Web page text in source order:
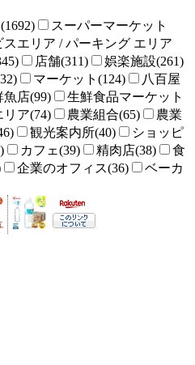
スーパーマーケット
スエリア / パーキング エリア
店舗(311)
娯楽施設(261)
マーケット(124)
八百屋
魚店(99)
生鮮食品マーケット
ア(74) 農業組合(65)
農業
観光案内所(40)
ショッピ
カフェ(39) 精肉店(38)
食
企業のオフィス(36)
ベーカ